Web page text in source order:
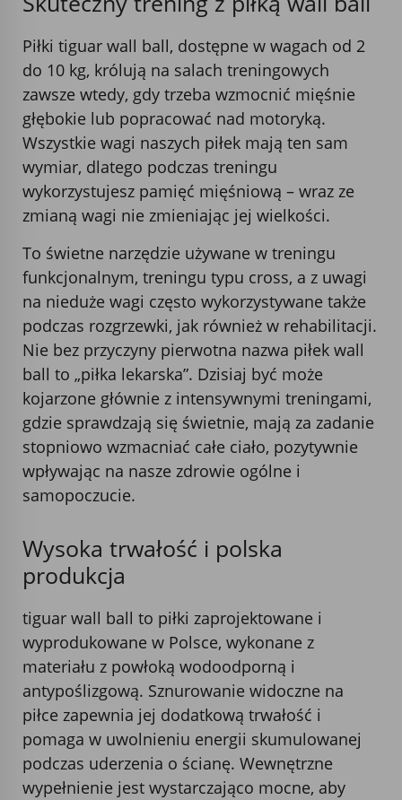
Piłki tiguar wall ball, dostępne w wagach od 2
do 10 kg, królują na salach treningowych
zawsze wtedy, gdy trzeba wzmocnić mięśnie
głębokie lub popracować nad motoryką.
Wszystkie wagi naszych piłek mają ten sam
wymiar, dlatego podczas treningu
wykorzystujesz pamięć mięśniową – wraz ze
zmianą wagi nie zmieniając jej wielkości.
To świetne narzędzie używane w treningu
funkcjonalnym, treningu typu cross, a z uwagi
na nieduże wagi często wykorzystywane także
podczas rozgrzewki, jak również w rehabilitacji.
Nie bez przyczyny pierwotna nazwa piłek wall
ball to „piłka lekarska”. Dzisiaj być może
kojarzone głównie z intensywnymi treningami,
gdzie sprawdzają się świetnie, mają za zadanie
stopniowo wzmacniać całe ciało, pozytywnie
wpływając na nasze zdrowie ogólne i
samopoczucie.
Wysoka trwałość i polska
produkcja
tiguar wall ball to piłki zaprojektowane i
wyprodukowane w Polsce, wykonane z
materiału z powłoką wodoodporną i
antypoślizgową. Sznurowanie widoczne na
piłce zapewnia jej dodatkową trwałość i
pomaga w uwolnieniu energii skumulowanej
podczas uderzenia o ścianę. Wewnętrzne
wypełnienie jest wystarczająco mocne, aby